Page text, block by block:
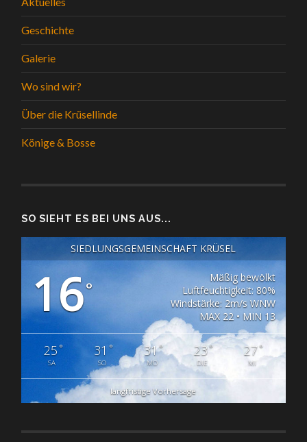
Geschichte
Galerie
Wo sind wir?
Über die Krüsellinde
Könige & Bosse
SO SIEHT ES BEI UNS AUS...
SIEDLUNGSGEMEINSCHAFT KRÜSEL
16°
Mäßig bewölkt
Luftfeuchtigkeit: 80%
Windstärke: 2m/s WNW
MAX 22 • MIN 13
25°
SA
31 °
SO
31°
MO
23°
DIE
27°
MI
langfristige Vorhersage